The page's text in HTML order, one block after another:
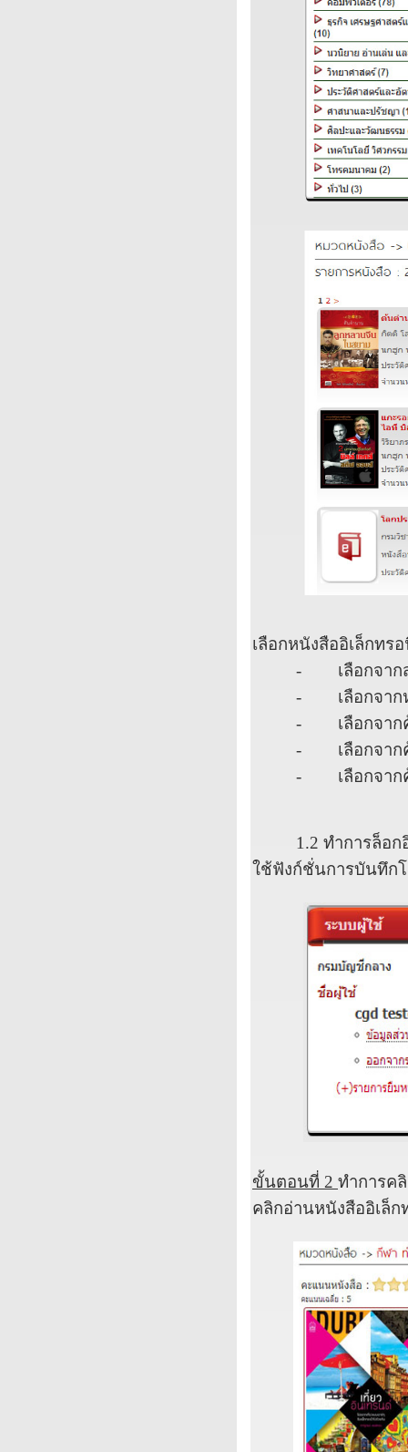
เลือกหนังสืออิเล็กทร
-
เลือกจา
-
เลือกจา
-
เลือกจา
-
เลือกจา
-
เลือกจา
1.2 ทำการล็อ
ใช้ฟังก์ชั่นการบันทึก
ขั้นตอนที่ 2 ทำการค
คลิกอ่านหนังสืออิเล็